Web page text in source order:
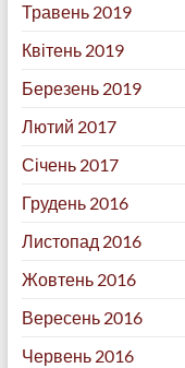
Травень 2019
Квітень 2019
Березень 2019
Лютий 2017
Січень 2017
Грудень 2016
Листопад 2016
Жовтень 2016
Вересень 2016
Червень 2016